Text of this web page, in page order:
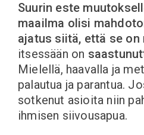
Suurin este
maailma olisi
ajatus siitä, että se on
itsessään on
Mielellä, haavalla ja
palautua ja parantua.
sotkenut asioita niin
ihmisen siivousapua.